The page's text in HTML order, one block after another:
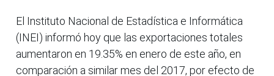
El Instituto Nacional de Estadística e Informática
(INEI) informó hoy que las exportaciones totales
aumentaron en 19.35% en enero de este año, en
comparación a similar mes del 2017, por efecto de